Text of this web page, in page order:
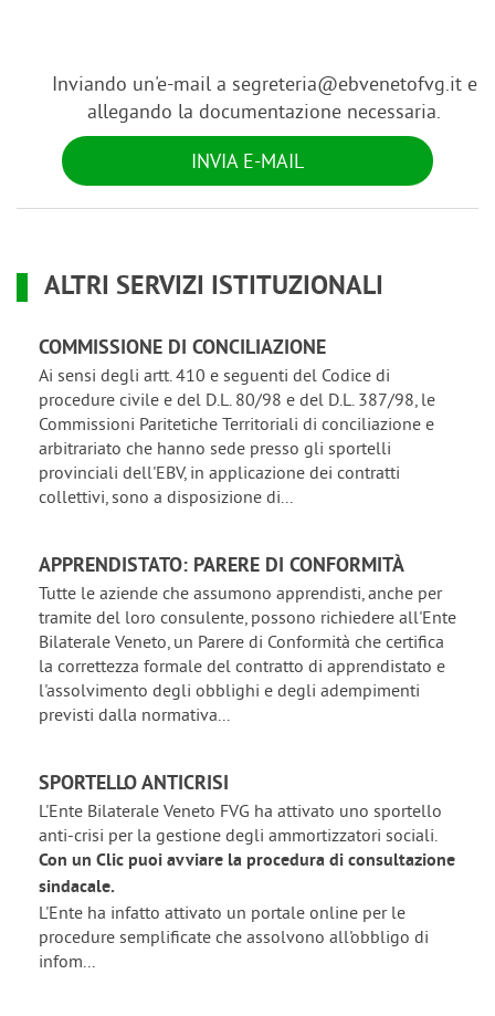
Inviando un'e-mail a segreteria@ebvenetofvg.it e
allegando la documentazione necessaria.
INVIA E-MAIL
ALTRI SERVIZI ISTITUZIONALI
COMMISSIONE DI CONCILIAZIONE
Ai sensi degli artt. 410 e seguenti del Codice di
procedure civile e del D.L. 80/98 e del D.L. 387/98, le
Commissioni Paritetiche Territoriali di conciliazione e
arbitrariato che hanno sede presso gli sportelli
provinciali dell'EBV, in applicazione dei contratti
collettivi, sono a disposizione di...
APPRENDISTATO: PARERE DI CONFORMITÀ
Tutte le aziende che assumono apprendisti, anche per
tramite del loro consulente, possono richiedere all'Ente
Bilaterale Veneto, un Parere di Conformità che certifica
la correttezza formale del contratto di apprendistato e
l'assolvimento degli obblighi e degli adempimenti
previsti dalla normativa...
SPORTELLO ANTICRISI
L'Ente Bilaterale Veneto FVG ha attivato uno sportello
anti-crisi per la gestione degli ammortizzatori sociali.
Con un Clic puoi avviare la procedura di consultazione
sindacale.
L'Ente ha infatto attivato un portale online per le
procedure semplificate che assolvono all'obbligo di
infom...